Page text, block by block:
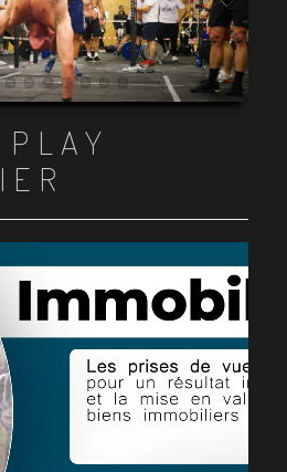
1 2 3
Item 4
Item 5
Item 6
Item 7
Item 8
Item 9
Item 10